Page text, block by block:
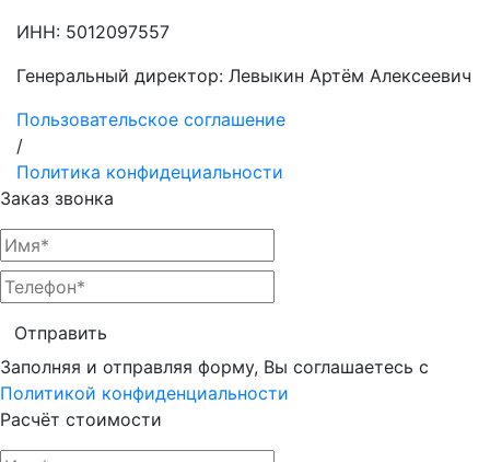
ИНН: 5012097557
Генеральный директор: Левыкин Артём Алексеевич
Пользовательское соглашение
/
Политика конфидециальности
Заказ звонка
Отправить
Заполняя и отправляя форму, Вы соглашаетесь с
Политикой конфиденциальности
Расчёт стоимости